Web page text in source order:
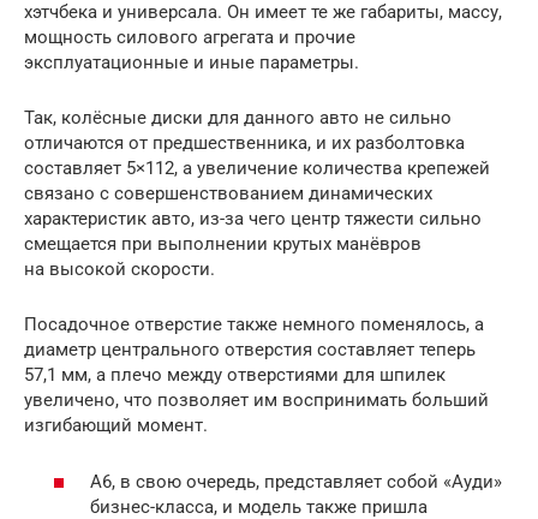
хэтчбека и универсала. Он имеет те же габариты, массу,
мощность силового агрегата и прочие
эксплуатационные и иные параметры.
Так, колёсные диски для данного авто не сильно
отличаются от предшественника, и их разболтовка
составляет 5×112, а увеличение количества крепежей
связано с совершенствованием динамических
характеристик авто, из-за чего центр тяжести сильно
смещается при выполнении крутых манёвров
на высокой скорости.
Посадочное отверстие также немного поменялось, а
диаметр центрального отверстия составляет теперь
57,1 мм, а плечо между отверстиями для шпилек
увеличено, что позволяет им воспринимать больший
изгибающий момент.
A6, в свою очередь, представляет собой «Ауди»
бизнес-класса, и модель также пришла